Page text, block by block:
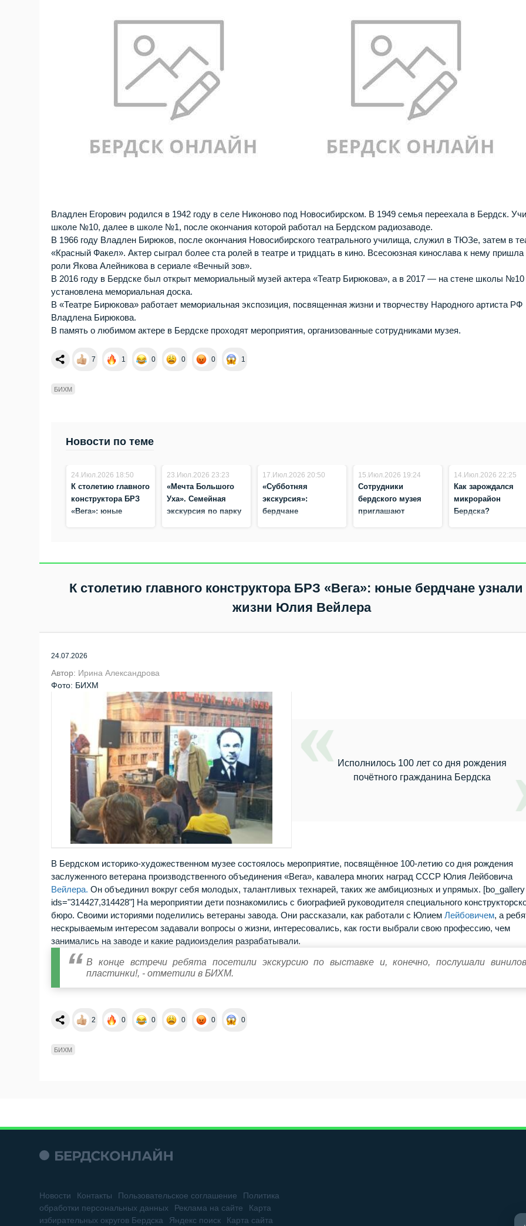
Владлен Егорович родился в 1942 году в селе Никоново под Новосибирском. В 1949 семья переехала в Бердск.
школе №10, далее в школе №1, после окончания которой работал на Бердском радиозаводе.
В 1966 году Владлен Бирюков, после окончания Новосибирского театрального училища, служил в ТЮЗе, затем в
«Красный Факел». Актер сыграл более ста ролей в театре и тридцать в кино. Всесоюзная кинослава к нему пришла
роли Якова Алейникова в сериале «Вечный зов».
В 2016 году в Бердске был открыт мемориальный музей актера «Театр Бирюкова», а в 2017 — на стене школы №10
установлена мемориальная доска.
В «Театре Бирюкова» работает мемориальная экспозиция, посвященная жизни и творчеству Народного артиста РФ
Владлена Бирюкова.
В память о любимом актере в Бердске проходят мероприятия, организованные сотрудниками музея.
7 1 0 0 0 1
БИХМ
Новости по теме
24.Июл.2026 18:50
К столетию главного
конструктора БРЗ
«Вега»: юные
23.Июл.2026 23:23
«Мечта Большого
Уха». Семейная
экскурсия по парку
17.Июл.2026 20:50
«Субботняя
экскурсия»:
бердчане
«Рекорда»
15.Июл.2026 19:24
Сотрудники
бердского музея
приглашают
14.Июл.2026 22:25
Как зарождался
микрорайон
Бердска?
К столетию главного конструктора БРЗ «Вега»: юные бердчане узнали
жизни Юлия Вейлера
24.07.2026
Автор: Ирина Александрова
Фото: БИХМ
Исполнилось 100 лет со дня рождения
почётного гражданина Бердска
В Бердском историко-художественном музее состоялось мероприятие, посвящённое 100-летию со дня рождения
заслуженного ветерана производственного объединения «Вега», кавалера многих наград СССР Юлия Лейбовича
Вейлера. Он объединил вокруг себя молодых, талантливых технарей, таких же амбициозных и упрямых. [bo_gallery
ids="314427,314428"] На мероприятии дети познакомились с биографией руководителя специального
бюро. Своими историями поделились ветераны завода. Они рассказали, как работали с ЮлиемЛейбовичем, а
нескрываемым интересом задавали вопросы о жизни, интересовались, как гости выбрали свою профессию, чем
занимались на заводе и какие радиоизделия разрабатывали.
В конце встречи ребята посетили экскурсию по выставке и, конечно, послушали
пластинки!, - отметили в БИХМ.
2 0 0 0 0 0
БИХМ
Новости Контакты Пользовательское соглашение
Политика
обработки персональных данных
Реклама на сайте
Карта
избирательных округов Бердска
Яндекс поиск Карта сайта